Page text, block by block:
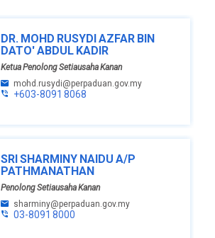
DR. MOHD RUSYDI AZFAR BIN
DATO' ABDUL KADIR
Ketua Penolong Setiausaha Kanan
mohd.rusydi@perpaduan.gov.my
+603-8091 8068
SRI SHARMINY NAIDU A/P
PATHMANATHAN
Penolong Setiausaha Kanan
sharminy@perpaduan.gov.my
03-8091 8000